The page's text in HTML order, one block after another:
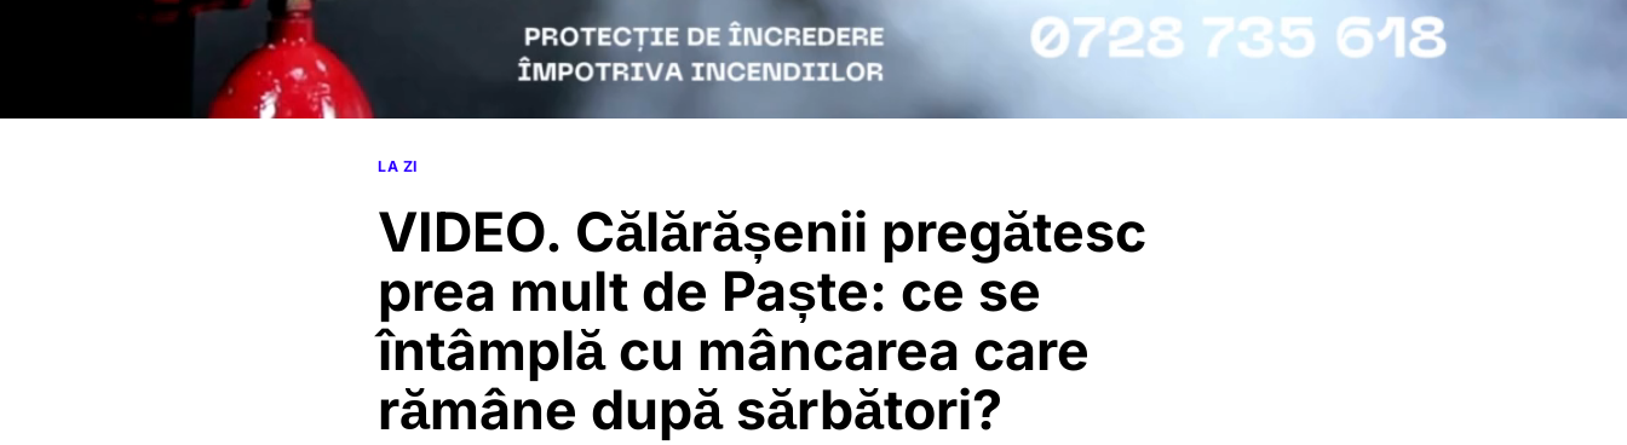
LA ZI
VIDEO. Călărășenii pregătesc
prea mult de Paște: ce se
întâmplă cu mâncarea care
rămâne după sărbători?